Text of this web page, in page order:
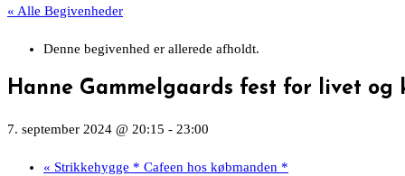
« Alle Begivenheder
Denne begivenhed er allerede afholdt.
Hanne Gammelgaards fest for livet
7. september 2024 @ 20:15 - 23:00
« Strikkehygge * Cafeen hos købmanden *